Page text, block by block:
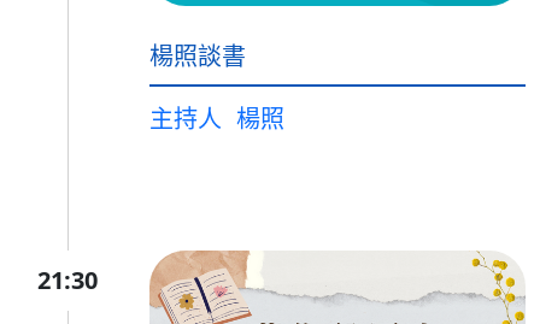
楊照談書
主持人 楊照
21:30